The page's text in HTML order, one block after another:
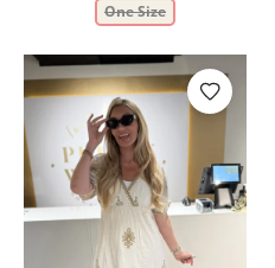
One Size